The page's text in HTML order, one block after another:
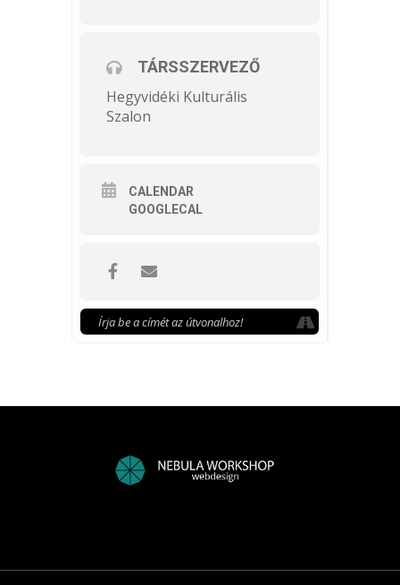
TÁRSSZERVEZŐ
Hegyvidéki Kulturális
Szalon
CALENDAR
GOOGLECAL